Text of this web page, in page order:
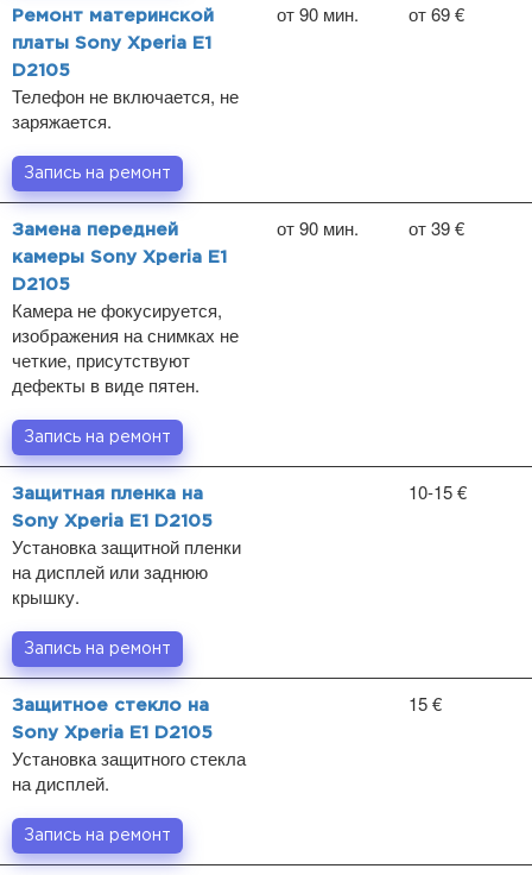
Ремонт материнской
платы Sony Xperia E1
D2105
Телефон не включается, не
заряжается.
от 90 мин. от 69 €
Запись на ремонт
Замена передней
камеры Sony Xperia E1
D2105
Камера не фокусируется,
изображения на снимках не
четкие, присутствуют
дефекты в виде пятен.
от 90 мин. от 39 €
Запись на ремонт
Защитная пленка на
Sony Xperia E1 D2105
Установка защитной пленки
на дисплей или заднюю
крышку.
10-15 €
Запись на ремонт
Защитное стекло на
Sony Xperia E1 D2105
Установка защитного стекла
на дисплей.
15 €
Запись на ремонт